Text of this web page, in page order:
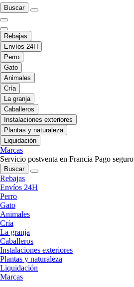
Buscar
Rebajas
Envíos 24H
Perro
Gato
Animales
Cría
La granja
Caballeros
Instalaciones exteriores
Plantas y naturaleza
Liquidación
Marcas
Servicio postventa en Francia Pago seguro
Buscar
Rebajas
Envíos 24H
Perro
Gato
Animales
Cría
La granja
Caballeros
Instalaciones exteriores
Plantas y naturaleza
Liquidación
Marcas